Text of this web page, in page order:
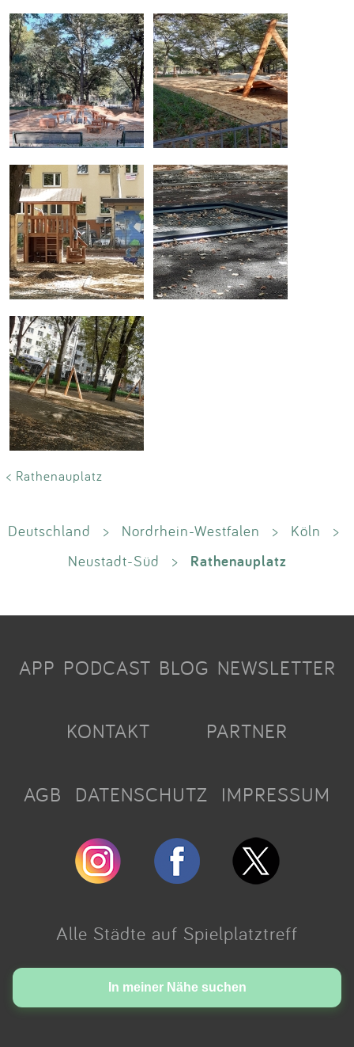
< Rathenauplatz
Deutschland > Nordrhein-Westfalen > Köln
>
Neustadt-Süd
> Rathenauplatz
In meiner Nähe suchen
APP PODCAST BLOG NEWSLETTER
KONTAKT PARTNER
AGB DATENSCHUTZ IMPRESSUM
Alle Städte auf Spielplatztreff
Made with love in Cologne.